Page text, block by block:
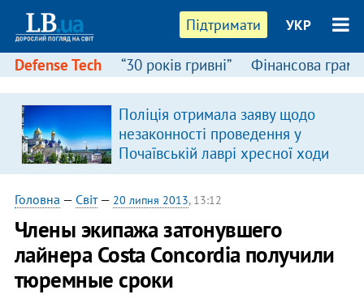
Підтримати УКР
Defense Tech “30 років гривні” Фінансова
Поліція отримала заяву щодо
незаконності проведення у
Почаївській лаврі хресної ходи
Головна — Світ— 20 липня 2013, 13:12
Члены экипажа затонувшего
лайнера Costa Concordia получили
тюремные сроки